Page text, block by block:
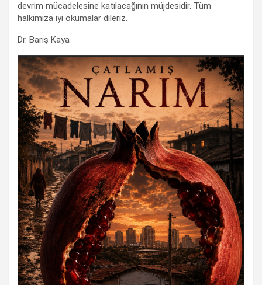
devrim mücadelesine katılacağının müjdesidir. Tüm
halkımıza iyi okumalar dileriz.
Dr. Barış Kaya